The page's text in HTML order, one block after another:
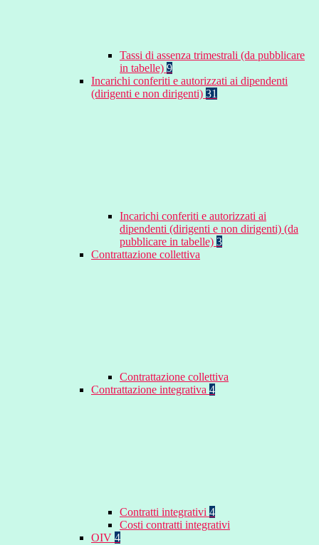
Tassi di assenza trimestrali (da pubblicare
in tabelle) 9
Incarichi conferiti e autorizzati ai dipendenti
(dirigenti e non dirigenti) 31
Incarichi conferiti e autorizzati ai
dipendenti (dirigenti e non dirigenti) (da
pubblicare in tabelle) 3
Contrattazione collettiva
Contrattazione collettiva
Contrattazione integrativa 4
Contratti integrativi 4
Costi contratti integrativi
OIV 4